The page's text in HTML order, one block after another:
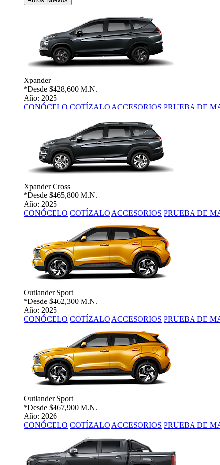
Xpander
*Desde $428,600 M.N.
Año: 2025
CONÓCELO COTÍZALO ACCESORIOS PRUEBA DE
Xpander Cross
*Desde $465,800 M.N.
Año: 2025
CONÓCELO COTÍZALO ACCESORIOS PRUEBA DE
Outlander Sport
*Desde $462,300 M.N.
Año: 2025
CONÓCELO COTÍZALO ACCESORIOS PRUEBA DE
Outlander Sport
*Desde $467,900 M.N.
Año: 2026
CONÓCELO COTÍZALO ACCESORIOS PRUEBA DE